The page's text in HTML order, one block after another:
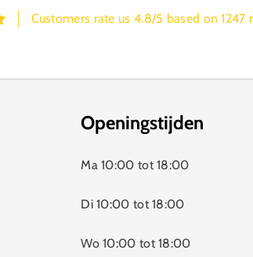
Customers rate us 4.8/5 based on 1247
Openingstijden
Ma 10:00 tot 18:00
Di 10:00 tot 18:00
Wo 10:00 tot 18:00